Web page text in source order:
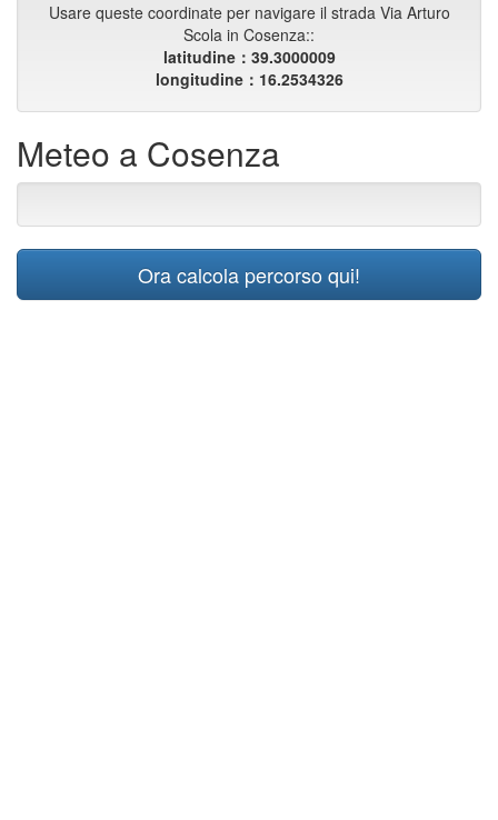
Usare queste coordinate per navigare il strada Via Arturo
Scola in Cosenza::
latitudine：39.3000009
longitudine：16.2534326
Meteo a Cosenza
Ora calcola percorso qui!